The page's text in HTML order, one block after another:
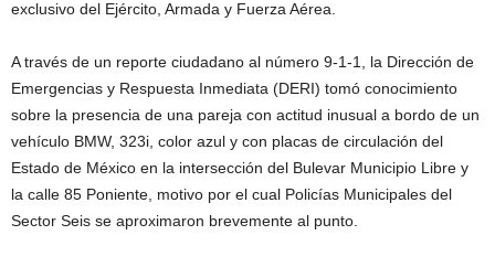
exclusivo del Ejército, Armada y Fuerza Aérea.
A través de un reporte ciudadano al número 9-1-1, la Dirección de
Emergencias y Respuesta Inmediata (DERI) tomó conocimiento
sobre la presencia de una pareja con actitud inusual a bordo de un
vehículo BMW, 323i, color azul y con placas de circulación del
Estado de México en la intersección del Bulevar Municipio Libre y
la calle 85 Poniente, motivo por el cual Policías Municipales del
Sector Seis se aproximaron brevemente al punto.